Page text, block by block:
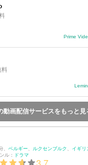
夫を誰よりも理解し支えてき
れ余命わずである。そこにユ
ーブ・ミシウィ）という若い職
言えない孤独を抱えていた 3 人
作りを通じて絆を深めてい く。
”をする。彼らが導き出した答え
Prime
料
動画配信サービスをもっと見
、 ベルギー ルクセンブルク
イギリ
ル：
ドラマ